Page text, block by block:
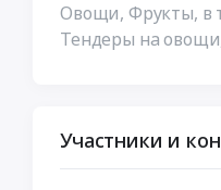
Овощи, Фрукты, в
Тендеры на
Участники и